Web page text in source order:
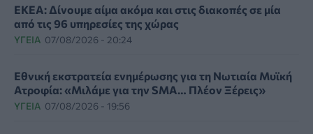
ΕΚΕΑ: Δίνουμε αίμα ακόμα και στις διακοπές σε μία
από τις 96 υπηρεσίες της χώρας
ΥΓΕΊΑ 07/08/2026 - 20:24
Εθνική εκστρατεία ενημέρωσης για τη Νωτιαία Μυϊκή
Ατροφία: «Μιλάμε για την SMA… Πλέον Ξέρεις»
ΥΓΕΊΑ 07/08/2026 - 19:56